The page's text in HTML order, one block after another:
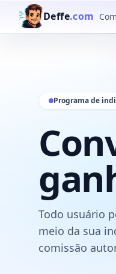
Deffe.com
Programa de
Todo usuário
meio da sua
comissão